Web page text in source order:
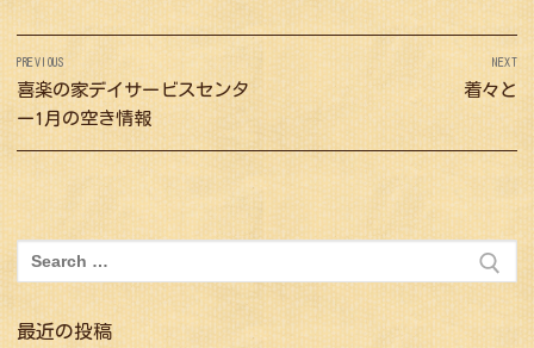
投
稿
ナ
ビ
ゲ
ー
シ
ョ
ン
PREVIOUS
Previous
post:
喜楽の家デイサービスセンタ
ー1月の空き情報
NEXT
Next
post:
着々と
索:
最近の投稿